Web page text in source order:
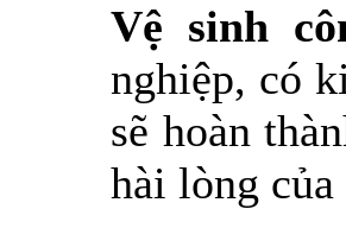
Vệ sinh
nghiệp, có
sẽ hoàn
hài lòng của